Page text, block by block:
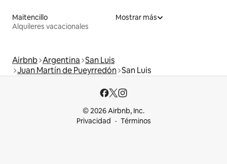
Maitencillo
Alquileres vacacionales
Mostrar más
Airbnb Argentina San Luis
Juan Martín de Pueyrredón San Luis
© 2026 Airbnb, Inc.
Privacidad
Términos